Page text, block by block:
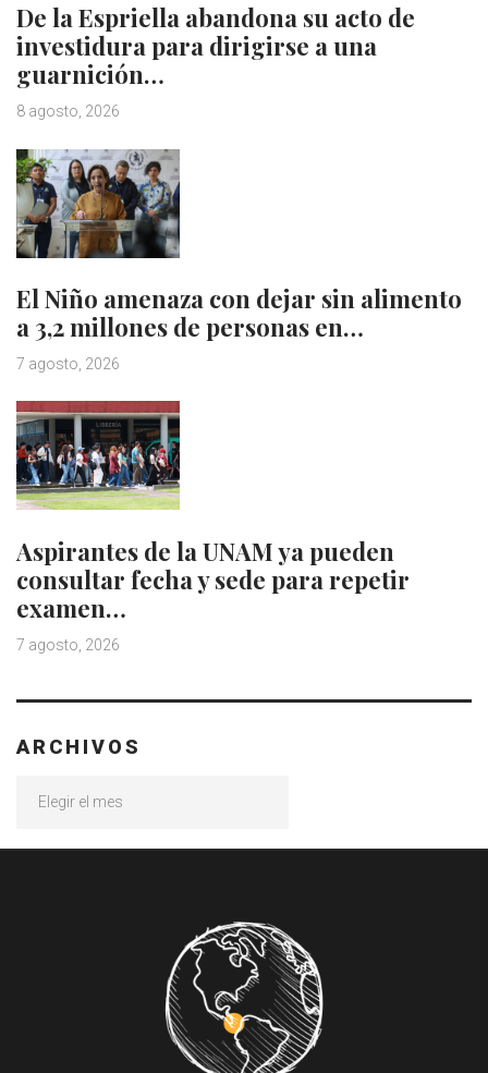
De la Espriella abandona su acto de
investidura para dirigirse a una
guarnición…
8 agosto, 2026
El Niño amenaza con dejar sin alimento
a 3,2 millones de personas en…
7 agosto, 2026
Aspirantes de la UNAM ya pueden
consultar fecha y sede para repetir
examen…
7 agosto, 2026
ARCHIVOS